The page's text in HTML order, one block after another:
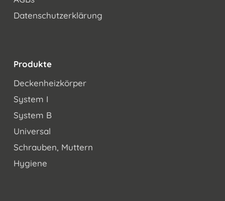
Datenschutzerklärung
Produkte
Deckenheizkörper
System I
System B
Universal
Schrauben, Muttern
Hygiene